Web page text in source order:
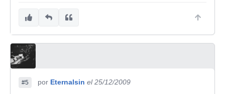
#5 por Eternalsin el 25/12/2009